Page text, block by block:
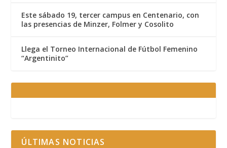
Este sábado 19, tercer campus en Centenario, con
las presencias de Minzer, Folmer y Cosolito
Llega el Torneo Internacional de Fútbol Femenino
“Argentinito”
ÚLTIMAS NOTICIAS